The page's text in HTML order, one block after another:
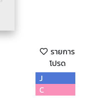
รายการ
โปรด
J
C